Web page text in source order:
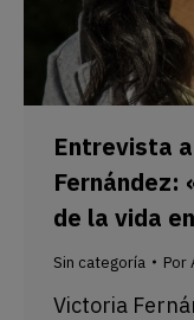
Entrevista
Fernández:
de la vida
Sin categoría Por
Victoria